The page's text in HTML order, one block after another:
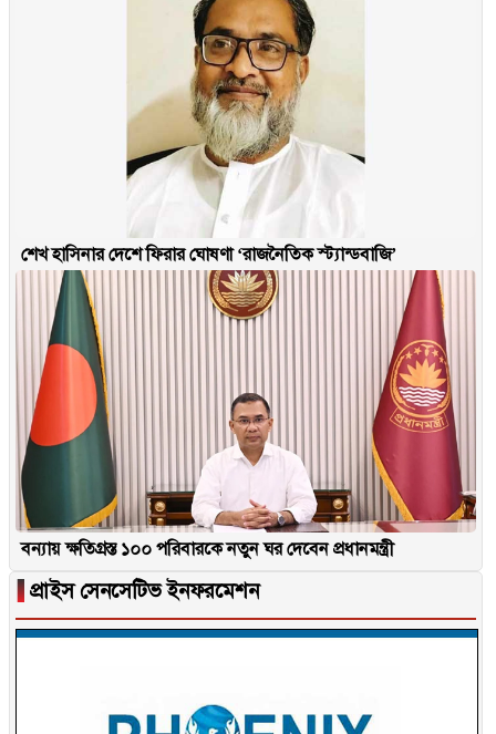
শেখ হাসিনার দেশে ফিরার ঘোষণা ‘রাজনৈতিক স্ট্যান্ডবাজি’
বন্যায় ক্ষতিগ্রস্ত ১০০ পরিবারকে নতুন ঘর দেবেন প্রধানমন্ত্রী
▐ প্রাইস সেনসেটিভ ইনফরমেশন